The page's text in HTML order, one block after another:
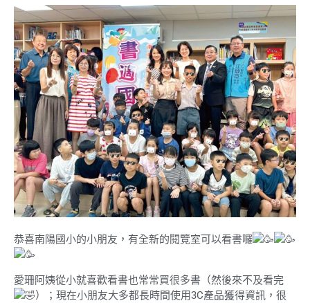
恭喜南陽國小的小朋友，有全新的閱覽室可以看書囉
愛珊阿姨從小就喜歡看書也常常買很多書（然後來不及看完
）；現在小朋友大多都長時間使用3C產品獲得資訊，很